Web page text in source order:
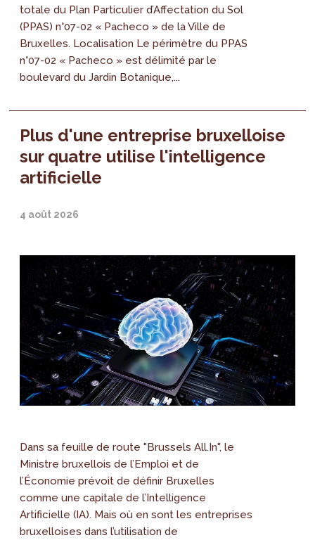
totale du Plan Particulier d’Affectation du Sol
(PPAS) n°07-02 « Pacheco » de la Ville de
Bruxelles. Localisation Le périmètre du PPAS
n°07-02 « Pacheco » est délimité par le
boulevard du Jardin Botanique,...
Plus d'une entreprise bruxelloise
sur quatre utilise l'intelligence
artificielle
4 août 2026
Dans sa feuille de route "Brussels All.In", le
Ministre bruxellois de l’Emploi et de
l’Économie prévoit de définir Bruxelles
comme une capitale de l’Intelligence
Artificielle (IA). Mais où en sont les entreprises
bruxelloises dans l’utilisation de